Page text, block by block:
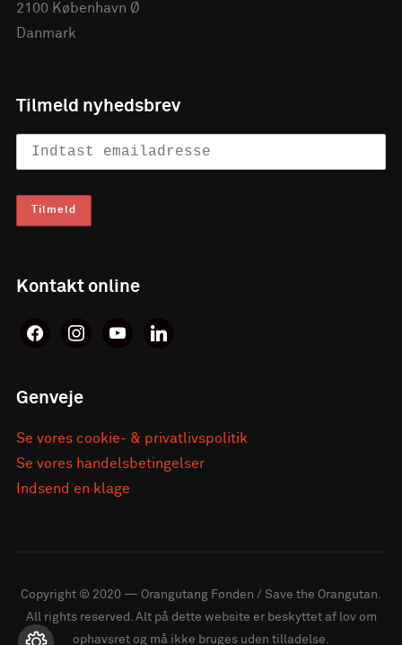
2100 København Ø
Danmark
Tilmeld nyhedsbrev
Kontakt online
facebookinstagramyoutubelinkedin
Genveje
Se vores cookie- & privatlivspolitik
Se vores handelsbetingelser
Indsend en klage
Copyright © 2020 — Orangutang Fonden / Save the Orangutan.
All rights reserved. Alt på dette website er beskyttet af lov om
ophavsret og må ikke bruges uden tilladelse.